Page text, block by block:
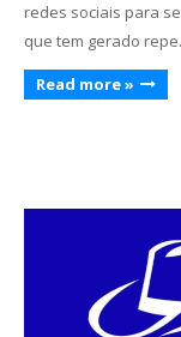
redes sociais para
que tem gerado
Read more »